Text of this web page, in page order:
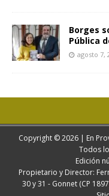
Borges
Pública
agosto 7,
Copyright © 2026 | En
Todos
Edición
Propietario y Director:
30 y 31 - Gonnet (CP